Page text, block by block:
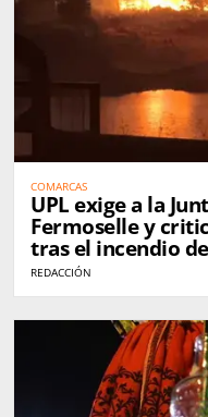
COMARCAS
UPL exige a la
Fermoselle y
tras el incendio
REDACCIÓN